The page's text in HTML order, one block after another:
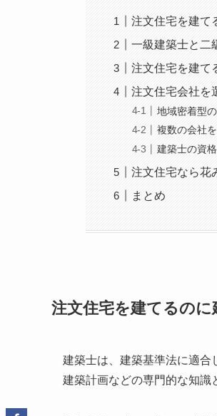
注文住宅を建て
一級建築士と二
注文住宅を建て
注文住宅会社を
地域密着型
複数の会社
建築士の資
注文住宅なら花
まとめ
注文住宅を建てるのに
建築士は、建築基準法に適合
建築計画などの専門的な知識